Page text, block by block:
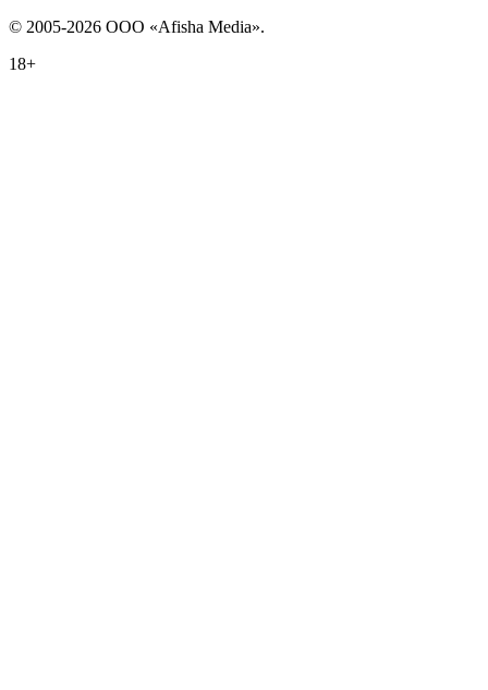
© 2005-2026 ООО «Afisha Media».
18+